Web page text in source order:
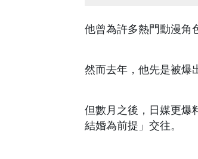
他曾為許多熱門動漫角
然而去年，他先是被爆
但數月之後，日媒更爆
結婚為前提」交往。